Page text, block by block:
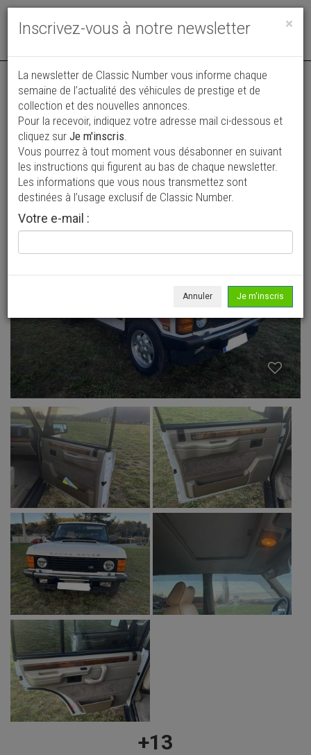
Toggle
Annonce publiée le 08/07/2026 ( il y a 30 jours )
LandRover Range Rover LSE
25 000 €
1995 4 x 4 279 500 km
+13
×
Inscrivez-vous à notre newsletter
La newsletter de Classic Number vous informe chaque
semaine de l’actualité des véhicules de prestige et de
collection et des nouvelles annonces.
Pour la recevoir, indiquez votre adresse mail ci-dessous et
cliquez sur Je m'inscris.
Vous pourrez à tout moment vous désabonner en suivant
les instructions qui figurent au bas de chaque newsletter.
Les informations que vous nous transmettez sont
destinées à l’usage exclusif de Classic Number.
Votre e-mail :
Annuler Je m'inscris